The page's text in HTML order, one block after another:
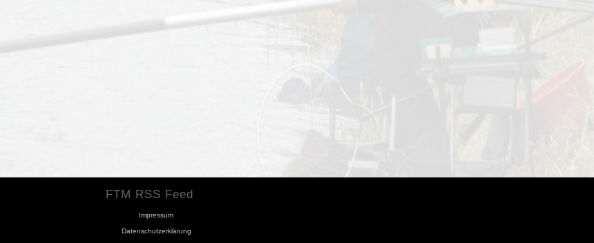
FTM RSS Feed
Impressum
Datenschutzerklärung